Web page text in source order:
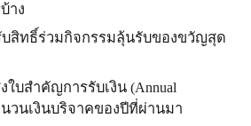
าง
สิทธิ์ร่วมกิจกรรมลุ้นรับของขวัญสุด
ใบสำคัญการรับเงิน (Annual
นวนเงินบริจาคของปีที่ผ่านมา